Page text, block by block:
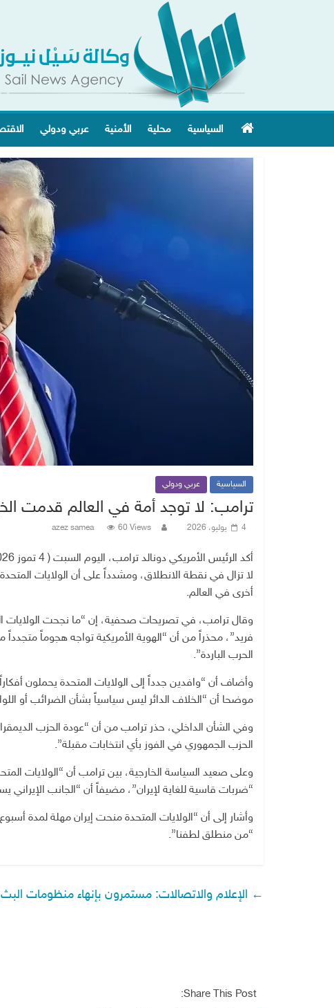
السياسية محلية الأمنية عربي ودولي
السياسية عربي ودولي
ترامب: لا توجد أمة في العالم قدمت
4 يوليو، 2026 azez samea 60 Views
لا تزال في نقطة الانطلاق، ومشدداً على أن الولايات
أخرى في العالم.
وقال ترامب، في تصريحات صحفية، إن “ما نجحت الولايات
فريد”، محذراً من أن “الهوية الأمريكية تواجه هجوماً
الحرب الباردة”.
وأضاف أن “وافدين جدداً إلى الولايات المتحدة يحملون
موضحا أن “الخلاف الدائر ليس سياسياً بشأن الضرائب أو
وفي الشأن الداخلي، حذر ترامب من أن “عودة الحزب
الحزب الجمهوري في الفوز بأي انتخابات مقبلة”.
وعلى صعيد السياسة الخارجية، بين ترامب أن “الولايات
“ضربات قاسية للغاية لإيران”، مضيفاً أن “الجانب
وأشار إلى أن “الولايات المتحدة منحت إيران مهلة لمدة
“من منطلق لطفنا”.
← الإعلام والاتصالات: مستمرون بإنهاء منظومات
Share This Post: